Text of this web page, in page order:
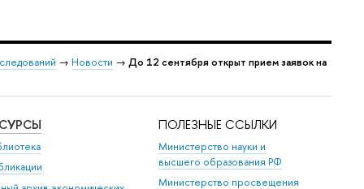
→ Новости → До 12 сентября открыт прием заявок на
ПОЛЕЗНЫЕ ССЫЛКИ
Министерство науки и
высшего образования РФ
Министерство просвещения